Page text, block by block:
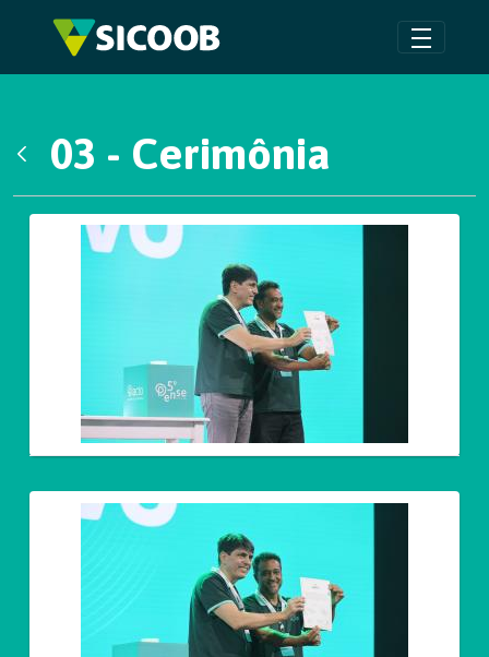
Pular para o Conteúdo principal
03 - Cerimônia
Galeria de Mídias